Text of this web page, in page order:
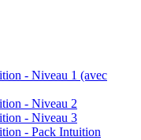
- Niveau 1 (avec
- Niveau 2
- Niveau 3
- Pack Intuition